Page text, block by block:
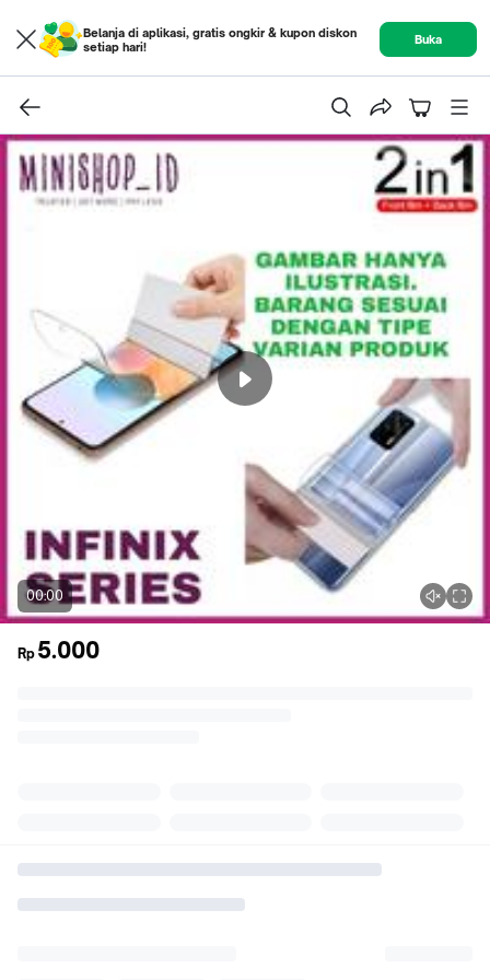
Belanja di aplikasi, gratis ongkir & kupon diskon
setiap hari!
Buka
00:00
Rp 5.000